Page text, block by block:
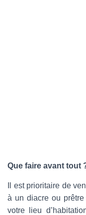
Que faire avant tout
Il est prioritaire de
à un diacre ou
votre lieu